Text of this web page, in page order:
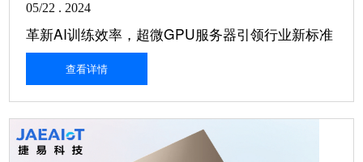
05/22 . 2024
革新AI训练效率，超微GPU服务器引领行业新标准
查看详情